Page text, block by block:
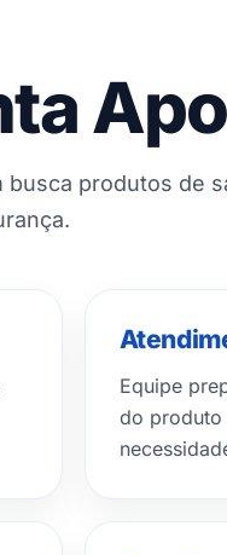
busca produtos de
Equipe
do produto